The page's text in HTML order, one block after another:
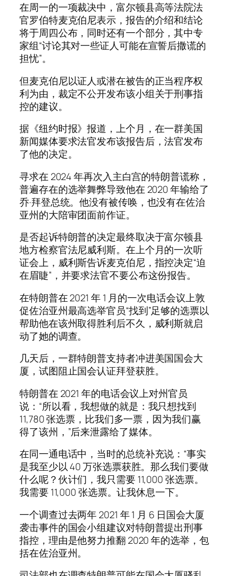
在周一的一项裁决中，富尔顿县高等法院法
官罗伯特麦克伯尼表示，报告的介绍和结论
将于周四公布，同时还有一个部分，其中专
家组“讨论其对一些证人可能在宣誓后撒谎的
担忧”。
但麦克伯尼以证人或潜在被告的正当程序权
利为由，裁定不公开发布该小组关于刑事指
控的建议。
据《纽约时报》报道，上个月，在一群美国
新闻媒体要求法官发布该报告后，法官发布
了他的决定。
寻求在 2024 年再次入主白宫的特朗普谎称，
普遍存在的选举舞弊导致他在 2020 年输给了
乔·拜登总统。他没有被传唤，也没有在佐治
亚州的大陪审团面前作证。
是否起诉特朗普的决定最终取决于富尔顿县
地方检察官法尼威利斯。在上个月的一次听
证会上，威利斯告诉麦克伯尼，指控决定“迫
在眉睫”，并要求法官不要公布这份报告。
在特朗普在 2021 年 1 月的一次电话会议上敦
促佐治亚州最高选举官员“找到”足够的选票以
帮助他在该州取得胜利后不久，威利斯就启
动了她的调查。
几天后，一群特朗普支持者冲进美国国会大
厦，试图阻止国会认证拜登获胜。
特朗普在 2021 年的电话会议上对州官员
说：“所以看，我想做的就是：我只想找到
11,780 张选票，比我们多一票，因为我们赢
得了该州，”后来泄露给了媒体。
在同一通电话中，当时的总统补充说：“事实
是我至少以 40 万张选票获胜。那么我们要做
什么呢？伙计们，我只需要 11,000 张选票。
我需要 11,000 张选票。让我休息一下。
一个调查过去两年 2021 年 1 月 6 日国会大厦
袭击事件的国会小组建议对特朗普提出刑事
指控，理由是他努力推翻 2020 年的选举，包
括在佐治亚州。